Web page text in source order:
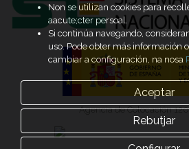
Agencia de Colocación
Non se utilizan cookies para
aacute;cter persoal.
Si continúa navegando,
uso. Pode obter más información
cambiar a configuración, na nosa
Aceptar
Rebutjar